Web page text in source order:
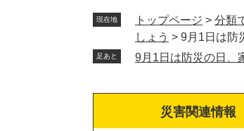
現在地 トップページ > 分類
しょう > 9月1日は防
足あと 9月1日は防災の日、
災害関連情報